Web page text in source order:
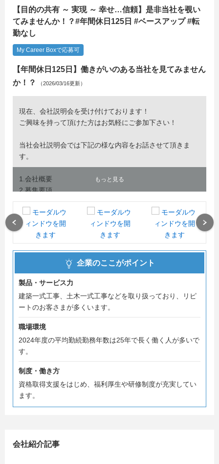
【目的の共有 ～ 実現 ～ 幸せ…信頼】是非当社を覗い
てみませんか！？#年間休日125日 #ベースアップ #転
勤なし
My Career Boxで応募可
【年間休日125日】働きがいのある当社を見てみません
か！？
（2026/03/16更新）
現在、会社説明会を受け付けております！
ご興味を持って頂けた方はお気軽にご参加下さい！
当社会社説明会では下記の様な内容をお話させて頂きま
す。
1.会社概要
2.募集要項
3.施工事例
4.先輩のエピソード
5.質疑応答
分からないことがあればご遠慮なく、お聞きください。
皆様とお会いできることを楽しみにしております！
もっと見る
企業のここがポイント
製品・サービス力
建築一式工事、土木一式工事などを取り扱っており、リピ
ートのお客さまが多くいます。
職場環境
2024年度の平均勤続勤務年数は25年で長く働く人が多いで
す。
制度・働き方
資格取得支援をはじめ、福利厚生や研修制度が充実してい
ます。
会社紹介記事